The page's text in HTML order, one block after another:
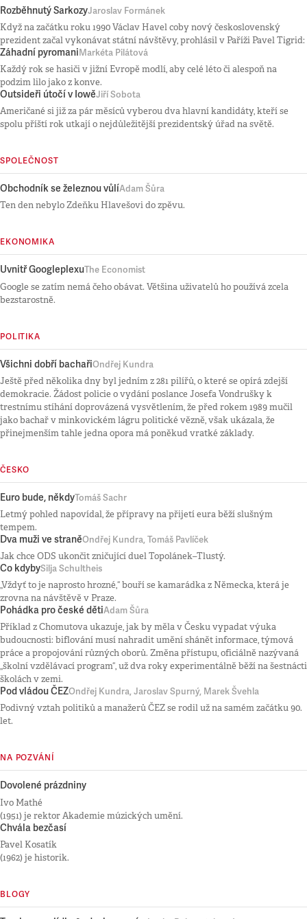
Rozběhnutý SarkozyJaroslav Formánek
Když na začátku roku 1990 Václav Havel coby nový československý
prezident začal vykonávat státní návštěvy, prohlásil v Paříži Pavel Tigrid:
Záhadní pyromaniMarkéta Pilátová
Každý rok se hasiči v jižní Evropě modlí, aby celé léto či alespoň na
podzim lilo jako z konve.
Outsideři útočí v IowěJiří Sobota
Američané si již za pár měsíců vyberou dva hlavní kandidáty, kteří se
spolu příští rok utkají o nejdůležitější prezidentský úřad na světě.
SPOLEČNOST
Obchodník se železnou vůlíAdam Šůra
Ten den nebylo Zdeňku Hlavešovi do zpěvu.
EKONOMIKA
Uvnitř GoogleplexuThe Economist
Google se zatím nemá čeho obávat. Většina uživatelů ho používá zcela
bezstarostně.
POLITIKA
Všichni dobří bachařiOndřej Kundra
Ještě před několika dny byl jedním z 281 pilířů, o které se opírá zdejší
demokracie. Žádost policie o vydání poslance Josefa Vondrušky k
trestnímu stíhání doprovázená vysvětlením, že před rokem 1989 mučil
jako bachař v minkovickém lágru politické vězně, však ukázala, že
přinejmenším tahle jedna opora má poněkud vratké základy.
ČESKO
Euro bude, někdyTomáš Sachr
Letmý pohled napovídal, že přípravy na přijetí eura běží slušným
tempem.
Dva muži ve straněOndřej Kundra, Tomáš Pavlíček
Jak chce ODS ukončit zničující duel Topolánek–Tlustý.
Co kdybySilja Schultheis
„Vždyť to je naprosto hrozné,“ bouří se kamarádka z Německa, která je
zrovna na návštěvě v Praze.
Pohádka pro české dětiAdam Šůra
Příklad z Chomutova ukazuje, jak by měla v Česku vypadat výuka
budoucnosti: biflování musí nahradit umění shánět informace, týmová
práce a propojování různých oborů. Změna přístupu, oficiálně nazývaná
„školní vzdělávací program“, už dva roky experimentálně běží na šestnácti
školách v zemi.
Pod vládou ČEZOndřej Kundra, Jaroslav Spurný, Marek Švehla
Podivný vztah politiků a manažerů ČEZ se rodil už na samém začátku 90.
let.
NA POZVÁNÍ
Dovolené prázdniny
Ivo Mathé
(1951) je rektor Akademie múzických umění.
Chvála bezčasí
Pavel Kosatík
(1962) je historik.
BLOGY